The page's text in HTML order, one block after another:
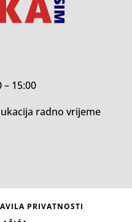
15:00
radno vrijeme
PRIVATNOSTI